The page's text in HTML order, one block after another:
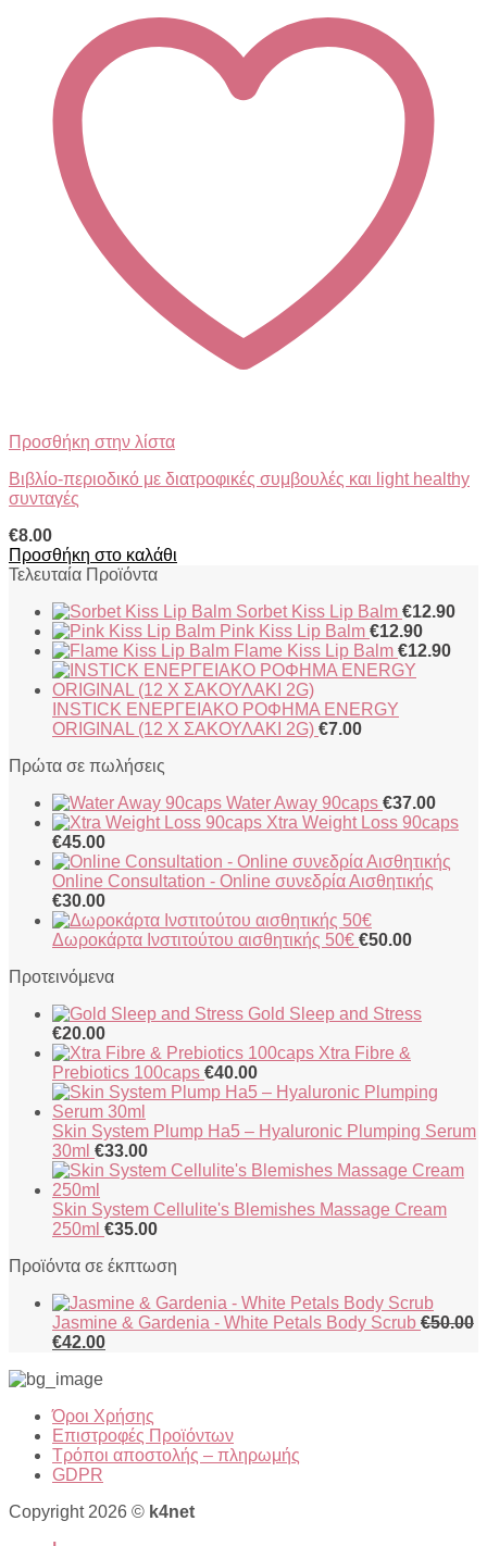
Προσθήκη στην λίστα
Βιβλίο-περιοδικό με διατροφικές συμβουλές και light healthy
συνταγές
€8.00
Προσθήκη στο καλάθι
Τελευταία Προϊόντα
Sorbet Kiss Lip Balm €12.90
Pink Kiss Lip Balm €12.90
Flame Kiss Lip Balm €12.90
INSTICK ΕΝΕΡΓΕΙΑΚΟ ΡΟΦΗΜΑ ENERGY
ORIGINAL (12 X ΣΑΚΟΥΛΑΚΙ 2G) €7.00
Πρώτα σε πωλήσεις
Water Away 90caps €37.00
Xtra Weight Loss 90caps
€45.00
Online Consultation - Online συνεδρία Αισθητικής
€30.00
Δωροκάρτα Ινστιτούτου αισθητικής 50€ €50.00
Προτεινόμενα
Gold Sleep and Stress
€20.00
Xtra Fibre &
Prebiotics 100caps €40.00
Skin System Plump Ha5 – Hyaluronic Plumping Serum
30ml €33.00
Skin System Cellulite's Blemishes Massage Cream
250ml €35.00
Προϊόντα σε έκπτωση
Jasmine & Gardenia - White Petals Body Scrub €50.00
Original
was:
€42.00Η
€42.00.
Όροι Χρήσης
Επιστροφές Προϊόντων
Τρόποι αποστολής – πληρωμής
GDPR
Copyright 2026 © k4net